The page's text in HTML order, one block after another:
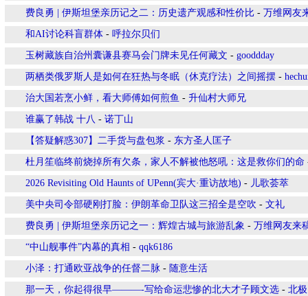
费良勇 | 伊斯坦堡亲历记之二：历史遗产观感和性价比 - 万维网友
和AI讨论科盲群体 - 呼拉尔贝们
玉树藏族自治州囊谦县赛马会门牌未见任何藏文 - gooddday
两栖类俄罗斯人是如何在狂热与冬眠（休克疗法）之间摇摆 -
治大国若烹小鲜，看大师傅如何煎鱼 - 升仙村大师兄
谁赢了韩战 十八 - 诺丁山
【答疑解惑307】二手货与盘包浆 - 东方圣人匡子
杜月笙临终前烧掉所有欠条，家人不解被他怒吼：这是救你们的命
2026 Revisiting Old Haunts of UPenn(宾大·重访故地) - 儿歌荟萃
美中央司令部硬刚打脸：伊朗革命卫队这三招全是空吹 - 文礼
费良勇 | 伊斯坦堡亲历记之一：辉煌古城与旅游乱象 - 万维网友来
“中山舰事件”内幕的真相 - qqk6186
小泽：打通欧亚战争的任督二脉 - 随意生活
那一天，你起得很早———-写给命运悲惨的北大才子顾文选 - 北